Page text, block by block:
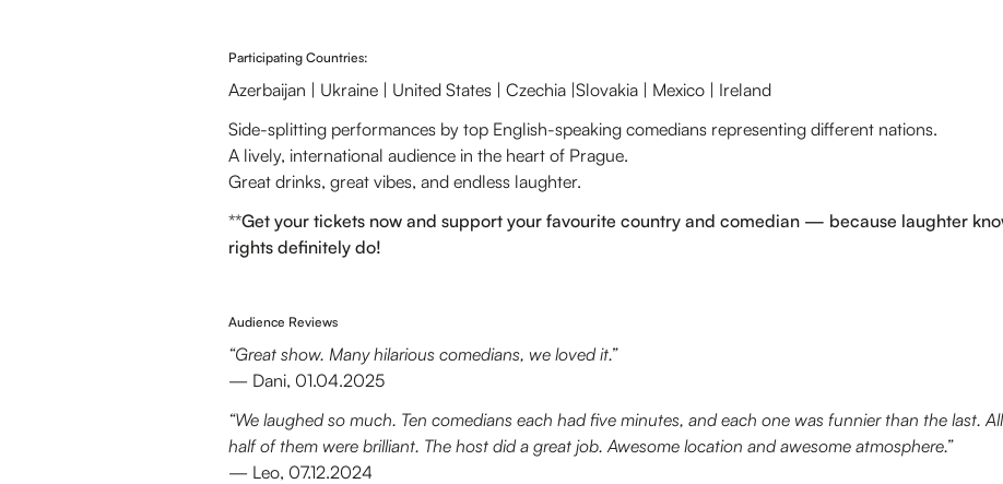
Participating Countries:
Azerbaijan | Ukraine | United States | Czechia |Slovakia | Mexico | Ireland
Side-splitting performances by top English-speaking comedians representing different nations.
A lively, international audience in the heart of Prague.
Great drinks, great vibes, and endless laughter.
**Get your tickets now and support your favourite country and comedian — because laughter
rights definitely do!
Audience Reviews
“Great show. Many hilarious comedians, we loved it.”
— Dani, 01.04.2025
“We laughed so much. Ten comedians each had five minutes, and each one was funnier than the last.
half of them were brilliant. The host did a great job. Awesome location and awesome atmosphere.”
— Leo, 07.12.2024